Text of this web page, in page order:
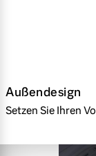
Außendesign
Setzen Sie Ihren